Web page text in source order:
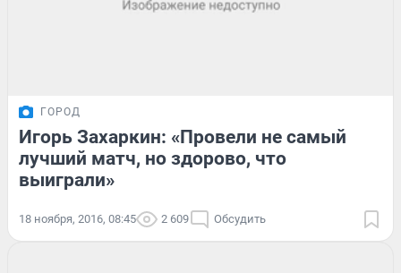
ГОРОД
Игорь Захаркин: «Провели не самый
лучший матч, но здорово, что
выиграли»
18 ноября, 2016, 08:45 2 609 Обсудить